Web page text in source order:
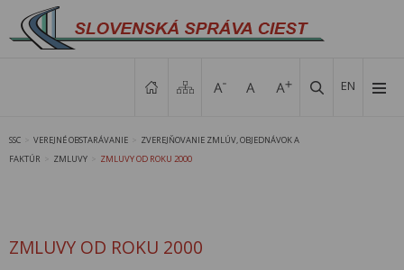
EN
SSC VEREJNÉ OBSTARÁVANIE
ZVEREJŇOVANIE ZMLÚV, OBJEDNÁVOK A
FAKTÚR
ZMLUVY ZMLUVY OD ROKU 2000
ZMLUVY OD ROKU 2000